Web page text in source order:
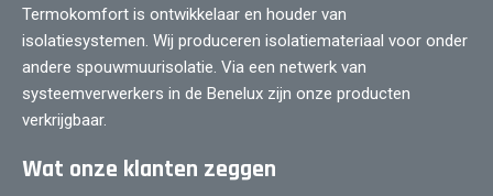
Termokomfort is ontwikkelaar en houder van
isolatiesystemen. Wij produceren isolatiemateriaal voor onder
andere spouwmuurisolatie. Via een netwerk van
systeemverwerkers in de Benelux zijn onze producten
verkrijgbaar.
Wat onze klanten zeggen